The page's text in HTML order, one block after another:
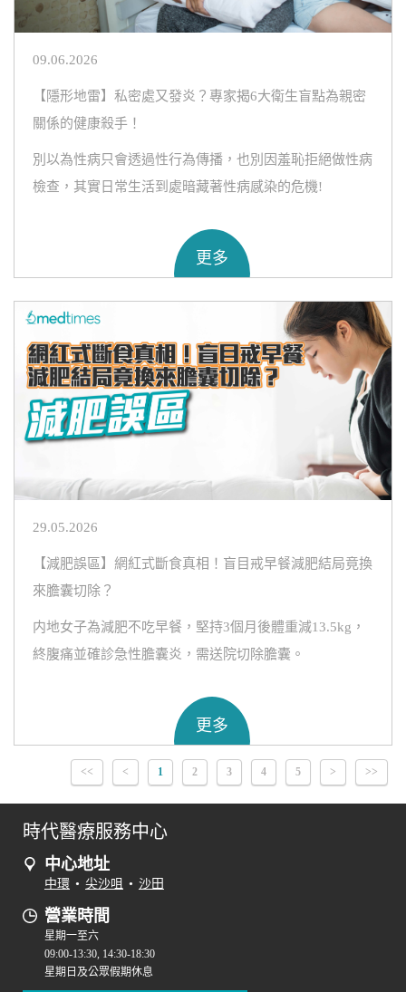
09.06.2026
【隱形地雷】私密處又發炎？專家揭6大衛生盲點為親密
關係的健康殺手！
別以為性病只會透過性行為傳播，也別因羞恥拒絕做性病
檢查，其實日常生活到處暗藏著性病感染的危機!
更多
29.05.2026
【減肥誤區】網紅式斷食真相！盲目戒早餐減肥結局竟換
來膽囊切除？
内地女子為減肥不吃早餐，堅持3個月後體重減13.5kg，
終腹痛並確診急性膽囊炎，需送院切除膽囊。
更多
<< < 1 2 3 4 5 > >>
時代醫療服務中心
中心地址
中環 • 尖沙咀 • 沙田
營業時間
星期一至六
09:00-13:30, 14:30-18:30
星期日及公眾假期休息